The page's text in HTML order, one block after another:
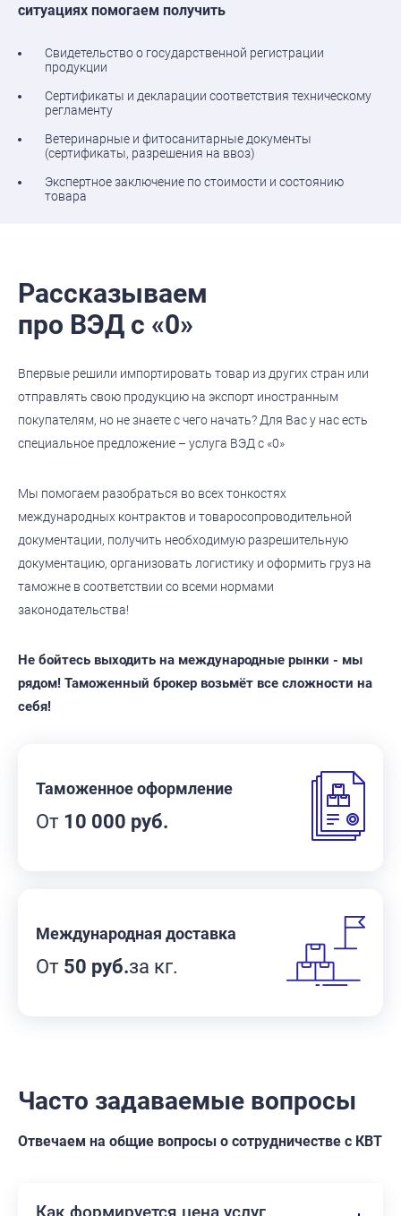
ситуациях помогаем получить
Свидетельство о государственной регистрации
продукции
Сертификаты и декларации соответствия техническому
регламенту
Ветеринарные и фитосанитарные документы
(сертификаты, разрешения на ввоз)
Экспертное заключение по стоимости и состоянию
товара
Рассказываем
про ВЭД с «0»
Впервые решили импортировать товар из других стран или
отправлять свою продукцию на экспорт иностранным
покупателям, но не знаете с чего начать? Для Вас у нас есть
специальное предложение – услуга ВЭД с «0»
Мы помогаем разобраться во всех тонкостях
международных контрактов и товаросопроводительной
документации, получить необходимую разрешительную
документацию, организовать логистику и оформить груз на
таможне в соответствии со всеми нормами
законодательства!
Не бойтесь выходить на международные рынки - мы
рядом! Таможенный брокер возьмёт все сложности на
себя!
Таможенное оформление
От 10 000 руб.
Международная доставка
От 50 руб.за кг.
Часто задаваемые вопросы
Отвечаем на общие вопросы о сотрудничестве с КВТ